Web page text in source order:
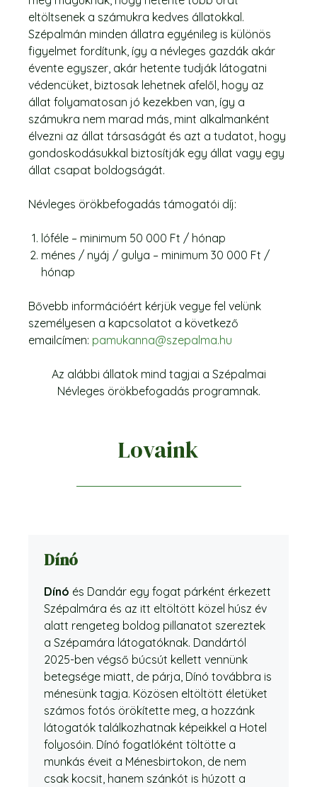
eltöltsenek a számukra kedves állatokkal.
Szépalmán minden állatra egyénileg is különös
figyelmet fordítunk, így a névleges gazdák akár
évente egyszer, akár hetente tudják látogatni
védencüket, biztosak lehetnek afelől, hogy az
állat folyamatosan jó kezekben van, így a
számukra nem marad más, mint alkalmanként
élvezni az állat társaságát és azt a tudatot, hogy
gondoskodásukkal biztosítják egy állat vagy egy
állat csapat boldogságát.
Névleges örökbefogadás támogatói díj:
lóféle – minimum 50 000 Ft / hónap
ménes / nyáj / gulya – minimum 30 000 Ft /
hónap
Bővebb információért kérjük vegye fel velünk
személyesen a kapcsolatot a következő
emailcímen: pamukanna@szepalma.hu
Az alábbi állatok mind tagjai a Szépalmai
Névleges örökbefogadás programnak.
Lovaink
Dínó
Dínó és Dandár egy fogat párként érkezett
Szépalmára és az itt eltöltött közel húsz év
alatt rengeteg boldog pillanatot szereztek
a Szépamára látogatóknak. Dandártól
2025-ben végső búcsút kellett vennünk
betegsége miatt, de párja, Dínó továbbra is
ménesünk tagja. Közösen eltöltött életüket
számos fotós örökítette meg, a hozzánk
látogatók találkozhatnak képeikkel a Hotel
folyosóin. Dínó fogatlóként töltötte a
munkás éveit a Ménesbirtokon, de nem
csak kocsit, hanem szánkót is húzott a